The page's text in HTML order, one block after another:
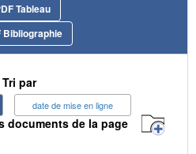
Tableau
Bibliographie
Tri par
date de mise en ligne
documents de la page